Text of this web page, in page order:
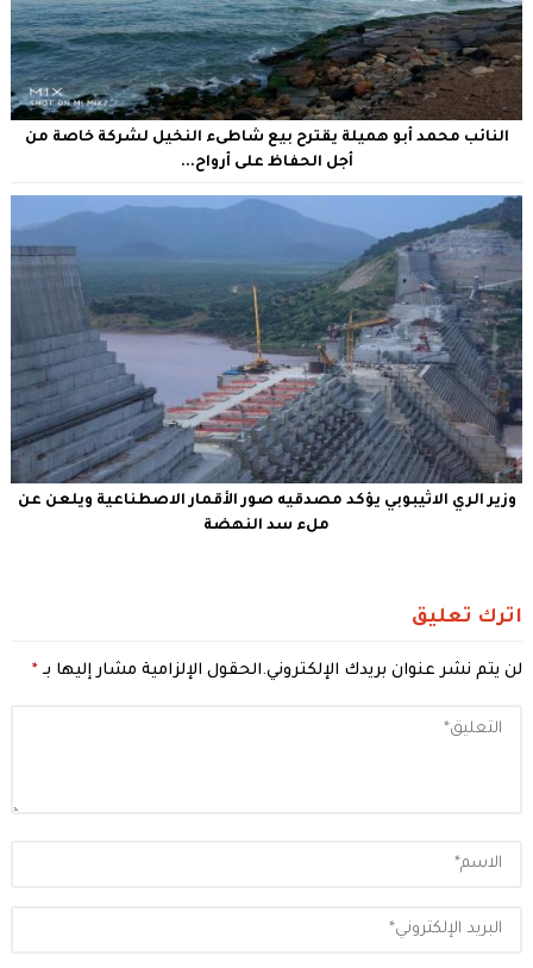
النائب محمد أبو هميلة يقترح بيع شاطىء النخيل لشركة خاصة من
أجل الحفاظ على أرواح...
وزير الري الاثيبوبي يؤكد مصدقيه صور الأقمار الاصطناعية ويلعن عن
ملء سد النهضة
اترك تعليق
لن يتم نشر عنوان بريدك الإلكتروني.الحقول الإلزامية مشار إليها بـ *